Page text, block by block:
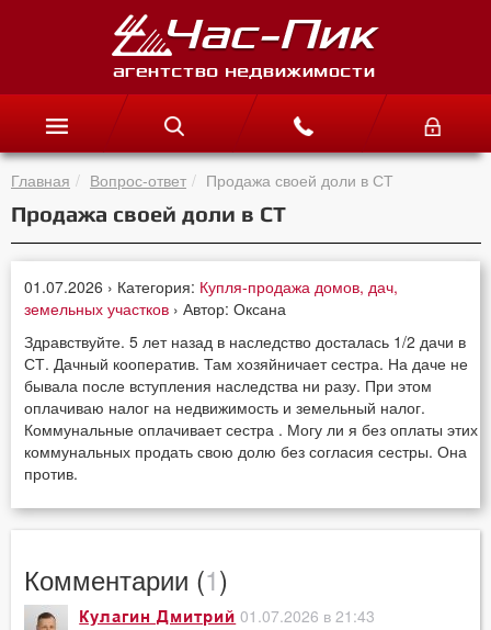
Главная Вопрос-ответ Продажа своей доли в СТ
Продажа своей доли в СТ
01.07.2026 › Категория: Купля-продажа домов, дач,
земельных участков › Автор: Оксана
Здравствуйте. 5 лет назад в наследство досталась 1/2 дачи в
СТ. Дачный кооператив. Там хозяйничает сестра. На даче не
бывала после вступления наследства ни разу. При этом
оплачиваю налог на недвижимость и земельный налог.
Коммунальные оплачивает сестра . Могу ли я без оплаты этих
коммунальных продать свою долю без согласия сестры. Она
против.
Комментарии (1)
Кулагин Дмитрий 01.07.2026 в 21:43